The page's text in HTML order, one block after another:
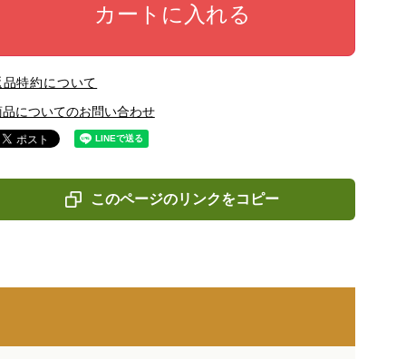
カートに入れる
品特約について
品についてのお問い合わせ
このページのリンクをコピー